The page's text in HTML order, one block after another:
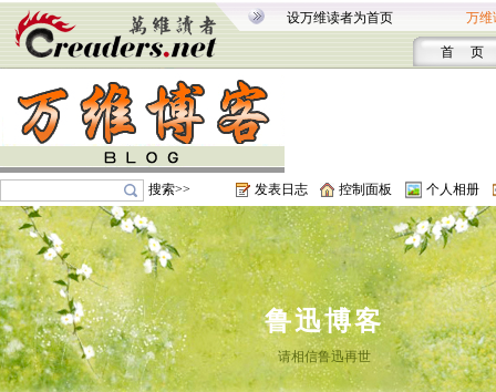
设万维读者为首页 万维
首 页
搜索>> 发表日志 控制面板 个人相册
鲁迅博客
请相信鲁迅再世